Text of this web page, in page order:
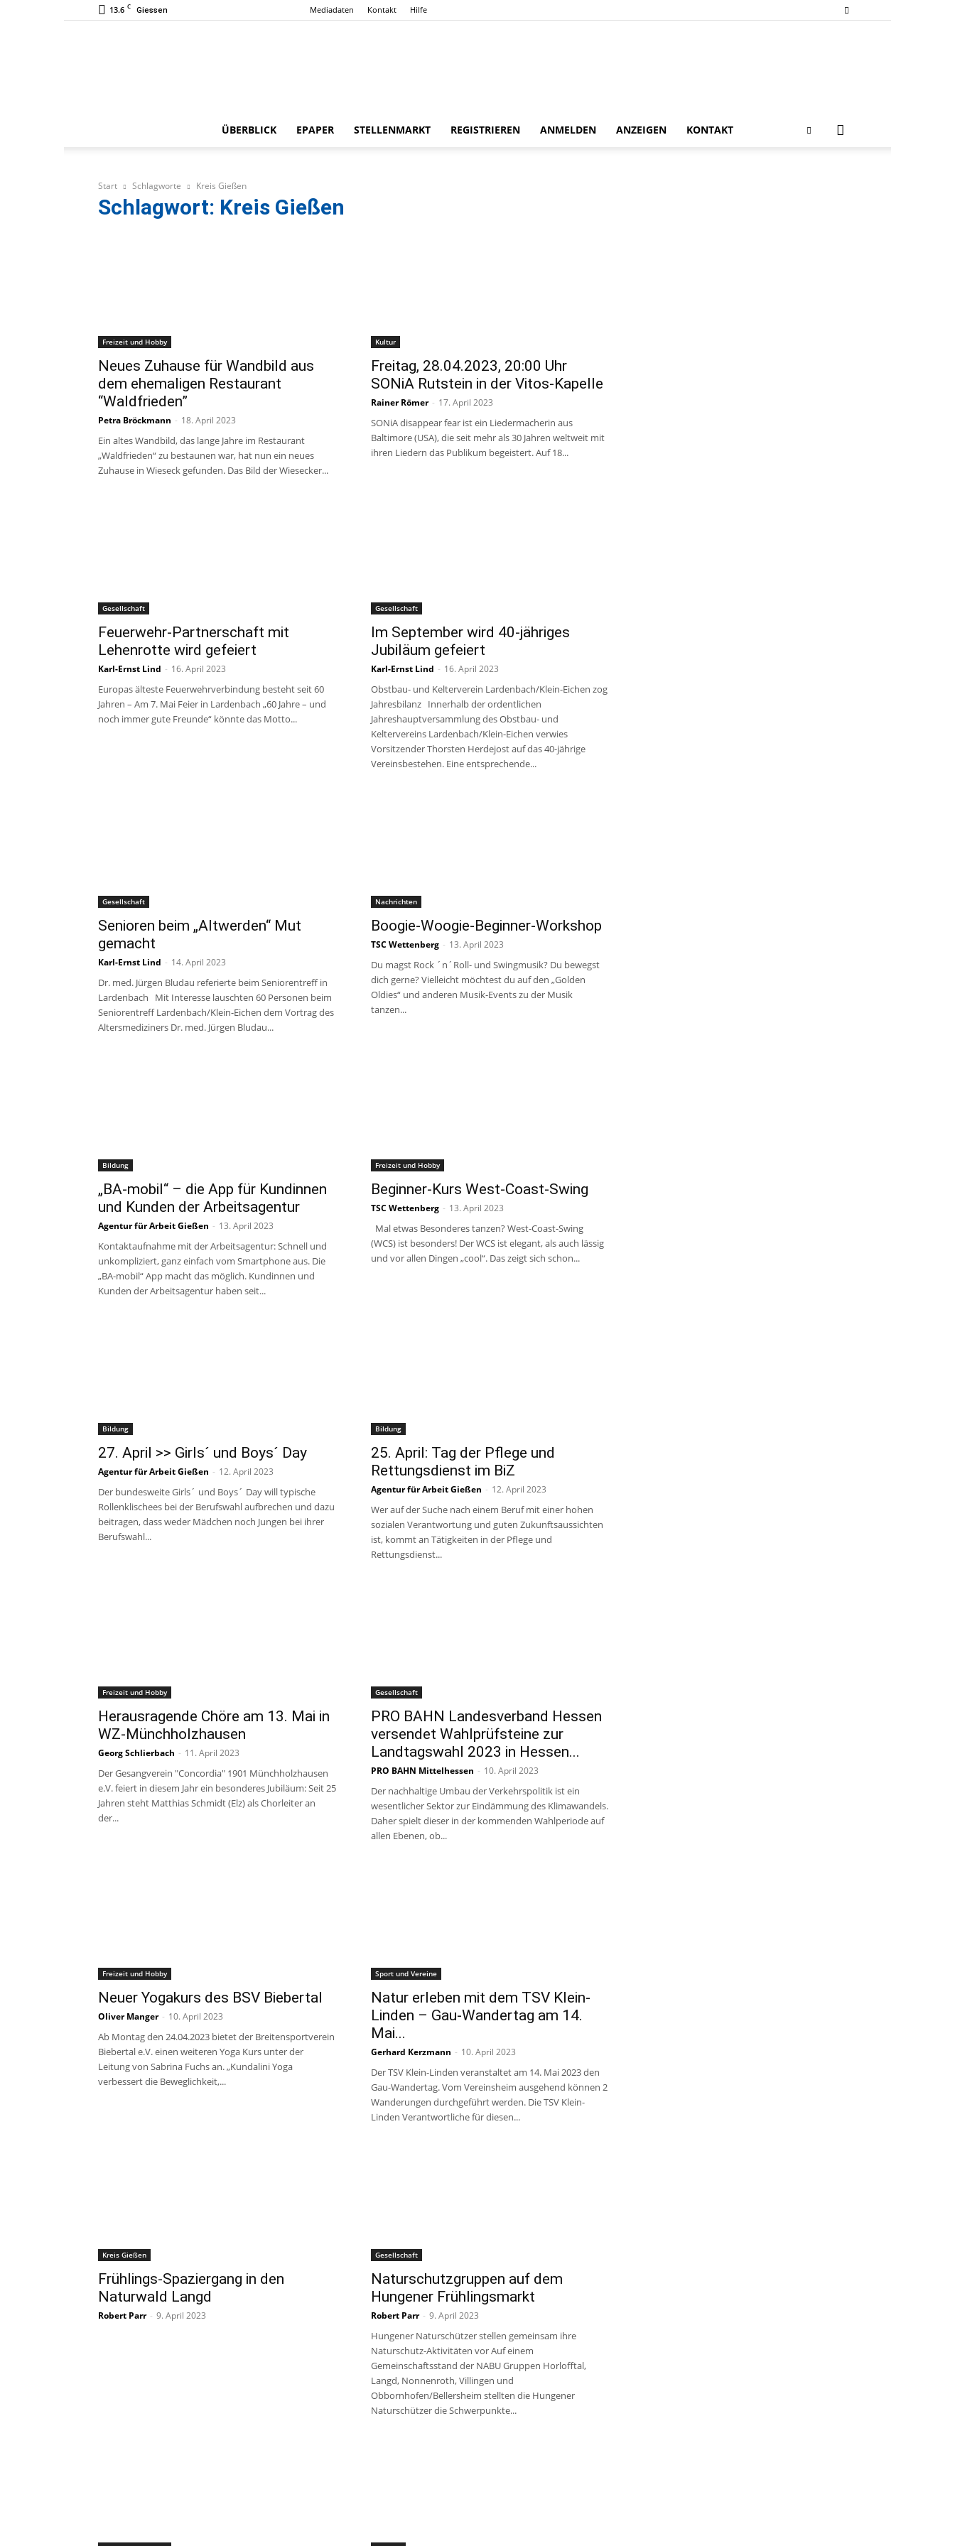
13.6 C Giessen Mediadaten Kontakt Hilfe
ÜBERBLICK EPAPER STELLENMARKT REGISTRIEREN ANMELDEN ANZEIGEN KONTAKT
Start Schlagworte Kreis Gießen
Schlagwort: Kreis Gießen
Freizeit und Hobby
Neues Zuhause für Wandbild aus
dem ehemaligen Restaurant
“Waldfrieden”
Petra Bröckmann - 18. April 2023
Ein altes Wandbild, das lange Jahre im Restaurant
„Waldfrieden“ zu bestaunen war, hat nun ein neues
Zuhause in Wieseck gefunden. Das Bild der Wiesecker...
Kultur
Freitag, 28.04.2023, 20:00 Uhr
SONiA Rutstein in der Vitos-Kapelle
Rainer Römer - 17. April 2023
SONiA disappear fear ist ein Liedermacherin aus
Baltimore (USA), die seit mehr als 30 Jahren weltweit mit
ihren Liedern das Publikum begeistert. Auf 18...
Gesellschaft
Feuerwehr-Partnerschaft mit
Lehenrotte wird gefeiert
Karl-Ernst Lind - 16. April 2023
Europas älteste Feuerwehrverbindung besteht seit 60
Jahren – Am 7. Mai Feier in Lardenbach „60 Jahre – und
noch immer gute Freunde“ könnte das Motto...
Gesellschaft
Im September wird 40-jähriges
Jubiläum gefeiert
Karl-Ernst Lind - 16. April 2023
Obstbau- und Kelterverein Lardenbach/Klein-Eichen zog
Jahresbilanz Innerhalb der ordentlichen
Jahreshauptversammlung des Obstbau- und
Keltervereins Lardenbach/Klein-Eichen verwies
Vorsitzender Thorsten Herdejost auf das 40-jährige
Vereinsbestehen. Eine entsprechende...
Gesellschaft
Senioren beim „Altwerden“ Mut
gemacht
Karl-Ernst Lind - 14. April 2023
Dr. med. Jürgen Bludau referierte beim Seniorentreff in
Lardenbach Mit Interesse lauschten 60 Personen beim
Seniorentreff Lardenbach/Klein-Eichen dem Vortrag des
Altersmediziners Dr. med. Jürgen Bludau...
Nachrichten
Boogie-Woogie-Beginner-Workshop
TSC Wettenberg - 13. April 2023
Du magst Rock ´n´Roll- und Swingmusik? Du bewegst
dich gerne? Vielleicht möchtest du auf den „Golden
Oldies“ und anderen Musik-Events zu der Musik
tanzen...
Bildung
„BA-mobil“ – die App für Kundinnen
und Kunden der Arbeitsagentur
Agentur für Arbeit Gießen - 13. April 2023
Kontaktaufnahme mit der Arbeitsagentur: Schnell und
unkompliziert, ganz einfach vom Smartphone aus. Die
„BA-mobil“ App macht das möglich. Kundinnen und
Kunden der Arbeitsagentur haben seit...
Freizeit und Hobby
Beginner-Kurs West-Coast-Swing
TSC Wettenberg - 13. April 2023
Mal etwas Besonderes tanzen? West-Coast-Swing
(WCS) ist besonders! Der WCS ist elegant, als auch lässig
und vor allen Dingen „cool“. Das zeigt sich schon...
Bildung
27. April >> Girls´ und Boys´ Day
Agentur für Arbeit Gießen - 12. April 2023
Der bundesweite Girls´ und Boys´ Day will typische
Rollenklischees bei der Berufswahl aufbrechen und dazu
beitragen, dass weder Mädchen noch Jungen bei ihrer
Berufswahl...
Bildung
25. April: Tag der Pflege und
Rettungsdienst im BiZ
Agentur für Arbeit Gießen - 12. April 2023
Wer auf der Suche nach einem Beruf mit einer hohen
sozialen Verantwortung und guten Zukunftsaussichten
ist, kommt an Tätigkeiten in der Pflege und
Rettungsdienst...
Freizeit und Hobby
Herausragende Chöre am 13. Mai in
WZ-Münchholzhausen
Georg Schlierbach - 11. April 2023
Der Gesangverein "Concordia" 1901 Münchholzhausen
e.V. feiert in diesem Jahr ein besonderes Jubiläum: Seit 25
Jahren steht Matthias Schmidt (Elz) als Chorleiter an
der...
Gesellschaft
PRO BAHN Landesverband Hessen
versendet Wahlprüfsteine zur
Landtagswahl 2023 in Hessen...
PRO BAHN Mittelhessen - 10. April 2023
Der nachhaltige Umbau der Verkehrspolitik ist ein
wesentlicher Sektor zur Eindämmung des Klimawandels.
Daher spielt dieser in der kommenden Wahlperiode auf
allen Ebenen, ob...
Freizeit und Hobby
Neuer Yogakurs des BSV Biebertal
Oliver Manger - 10. April 2023
Ab Montag den 24.04.2023 bietet der Breitensportverein
Biebertal e.V. einen weiteren Yoga Kurs unter der
Leitung von Sabrina Fuchs an. „Kundalini Yoga
verbessert die Beweglichkeit,...
Sport und Vereine
Natur erleben mit dem TSV Klein-
Linden – Gau-Wandertag am 14.
Mai...
Gerhard Kerzmann - 10. April 2023
Der TSV Klein-Linden veranstaltet am 14. Mai 2023 den
Gau-Wandertag. Vom Vereinsheim ausgehend können 2
Wanderungen durchgeführt werden. Die TSV Klein-
Linden Verantwortliche für diesen...
Kreis Gießen
Frühlings-Spaziergang in den
Naturwald Langd
Robert Parr - 9. April 2023
Gesellschaft
Naturschutzgruppen auf dem
Hungener Frühlingsmarkt
Robert Parr - 9. April 2023
Hungener Naturschützer stellen gemeinsam ihre
Naturschutz-Aktivitäten vor Auf einem
Gemeinschaftsstand der NABU Gruppen Horlofftal,
Langd, Nonnenroth, Villingen und
Obbornhofen/Bellersheim stellten die Hungener
Naturschützer die Schwerpunkte...